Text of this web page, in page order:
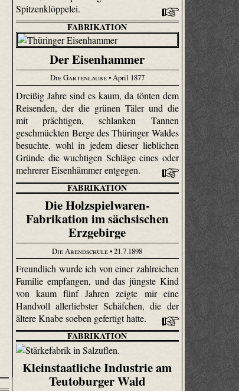
Spitzenklöppelei.
FABRIKATION
Der Eisenhammer
Die Gartenlaube• April 1877
Dreißig Jahre sind es kaum, da tönten dem
Reisenden, der die grünen Täler und die
mit prächtigen, schlanken Tannen
geschmückten Berge des Thüringer Waldes
besuchte, wohl in jedem dieser lieblichen
Gründe die wuchtigen Schläge eines oder
mehrerer Eisenhämmer entgegen.
FABRIKATION
Die Holzspielwaren-
Fabrikation im sächsischen
Erzgebirge
Die Abendschule• 21.7.1898
Freundlich wurde ich von einer zahlreichen
Familie empfangen, und das jüngste Kind
von kaum fünf Jahren zeigte mir eine
Handvoll allerliebster Schäfchen, die der
ältere Knabe soeben gefertigt hatte.
FABRIKATION
Kleinstaatliche Industrie am
Teutoburger Wald